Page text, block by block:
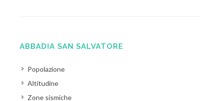
ABBADIA SAN SALVATORE
Popolazione
Altitudine
Zone sismiche